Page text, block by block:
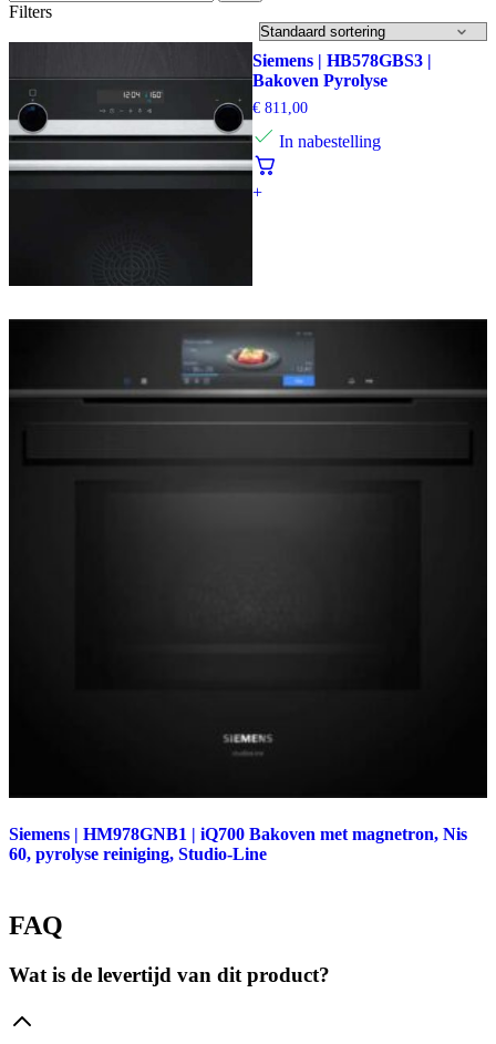
Filters
Siemens | HB578GBS3 |
Bakoven Pyrolyse
€ 811,00
In nabestelling
+
Siemens | HM978GNB1 | iQ700 Bakoven met magnetron, Nis
60, pyrolyse reiniging, Studio-Line
FAQ
Wat is de levertijd van dit product?